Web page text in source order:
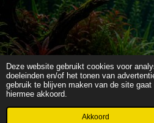
Deze website gebruikt cookies voor
doeleinden en/of het tonen van
gebruik te blijven maken van de site gaat
hiermee akkoord.
Akkoord
Telefoonnummer